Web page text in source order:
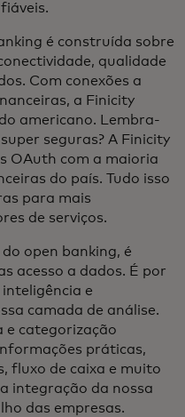
é construída sobre
qualidade
Com conexões a
a Finicity
americano. Lembra-
seguras? A Finicity
OAuth com a maioria
do país. Tudo isso
para mais
de serviços.
open banking, é
acesso a dados. É por
e
camada de análise.
e categorização
práticas,
fluxo de caixa e muito
integração da nossa
das empresas.